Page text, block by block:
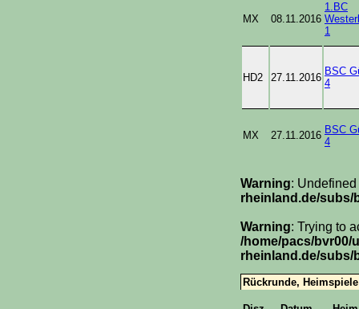
MX 08.11.2016
1.BC
1
HD2 27.11.2016
BSC
4
MX 27.11.2016 BSC
4
Warning:
rheinland.de/subs/
Warning: Trying to
/home/pacs/bvr00/
rheinland.de/subs/
Rückrunde, Heimspiele